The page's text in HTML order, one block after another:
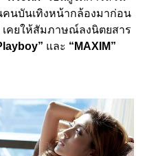
คนบันเทิงหน้ากล้องมาก่อน
เคยให้สัมภาษณ์ลงนิตยสาร
และ “MAXIM”